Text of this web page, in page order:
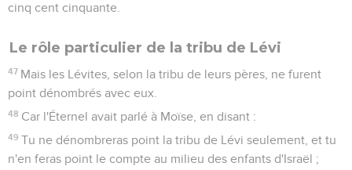
cinq cent cinquante.
Le rôle particulier de la tribu de Lévi
47 Mais les Lévites, selon la tribu de leurs pères, ne furent
point dénombrés avec eux.
48 Car l'Éternel avait parlé à Moïse, en disant :
49 Tu ne dénombreras point la tribu de Lévi seulement, et tu
n'en feras point le compte au milieu des enfants d'Israël ;